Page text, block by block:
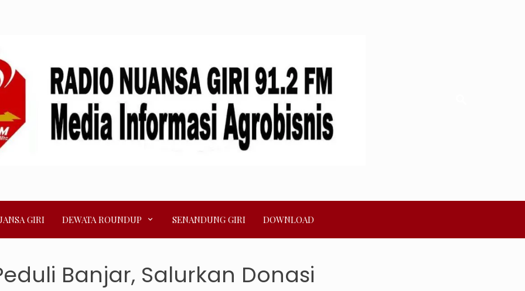
GIRI DEWATA ROUNDUP SENANDUNG GIRI DOWNLOAD
Banjar, Salurkan Donasi